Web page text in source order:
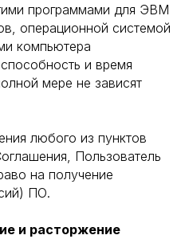
программами для ЭВМ
операционной системой
компьютера
и время
мере не зависят
любого из пунктов
Пользователь
на получение
ПО.
и расторжение
Telegram
Telegram